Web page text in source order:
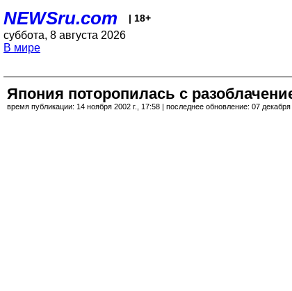
NEWSru.com | 18+
суббота, 8 августа 2026
В мире
Япония поторопилась с
время публикации: 14 ноября 2002 г., 17:58 | последнее обновление: 07 декабря